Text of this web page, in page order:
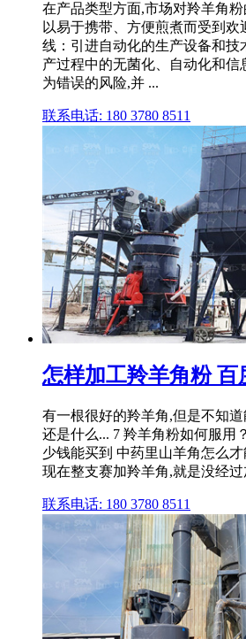
在产品类型方面,市场对羚羊角
以易于携带、方便煎煮而受到欢
线：引进自动化的生产设备和技
产过程中的无菌化、自动化和信
为错误的风险,并 ...
联系电话: 180 3780 8511
怎样加工羚羊角粉 百
有一根很好的羚羊角,但是不知
还是什么... 7 羚羊角粉如何服用
少钱能买到 中药里山羊角怎么
现在整支赛加羚羊角,就是没经
联系电话: 180 3780 8511